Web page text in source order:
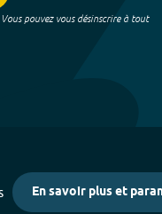
pouvez vous désinscrire à tout
En savoir plus et